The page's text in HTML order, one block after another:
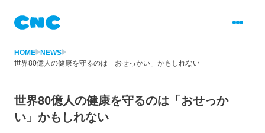
HOME
NEWS
世界80億人の健康を守るのは「おせっかい」かもしれない
世界80億人の健康を守るのは「おせっか
い」かもしれない